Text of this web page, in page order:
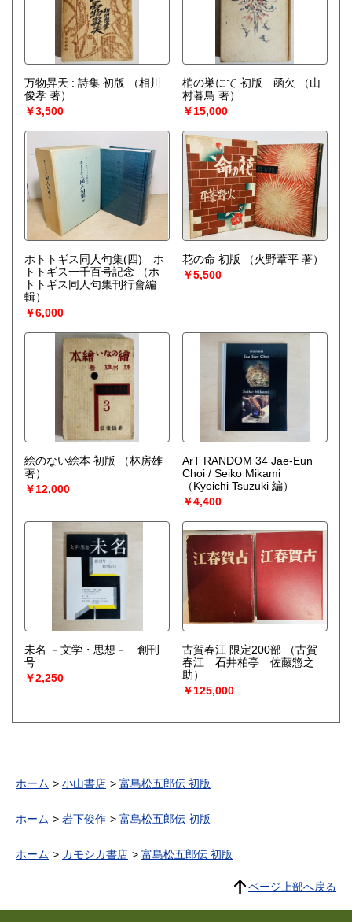
万物昇天 : 詩集 初版
（相川
俊孝 著）
￥3,500
梢の巣にて 初版 函欠
（山
村暮鳥 著）
￥15,000
ホトトギス同人句集(四) ホ
トトギス一千百号記念
（ホ
トトギス同人句集刊行會編
輯）
￥6,000
花の命 初版
（火野葦平 著）
￥5,500
絵のない絵本 初版
（林房雄
著）
￥12,000
ArT RANDOM 34 Jae-Eun
Choi / Seiko Mikami
（Kyoichi Tsuzuki 編）
￥4,400
未名 －文学・思想－ 創刊
号
￥2,250
古賀春江 限定200部
（古賀
春江 石井柏亭 佐藤惣之
助）
￥125,000
ホーム 小山書店 富島松五郎伝 初版
ホーム 岩下俊作 富島松五郎伝 初版
ホーム カモシカ書店 富島松五郎伝 初版
ページ上部へ戻る